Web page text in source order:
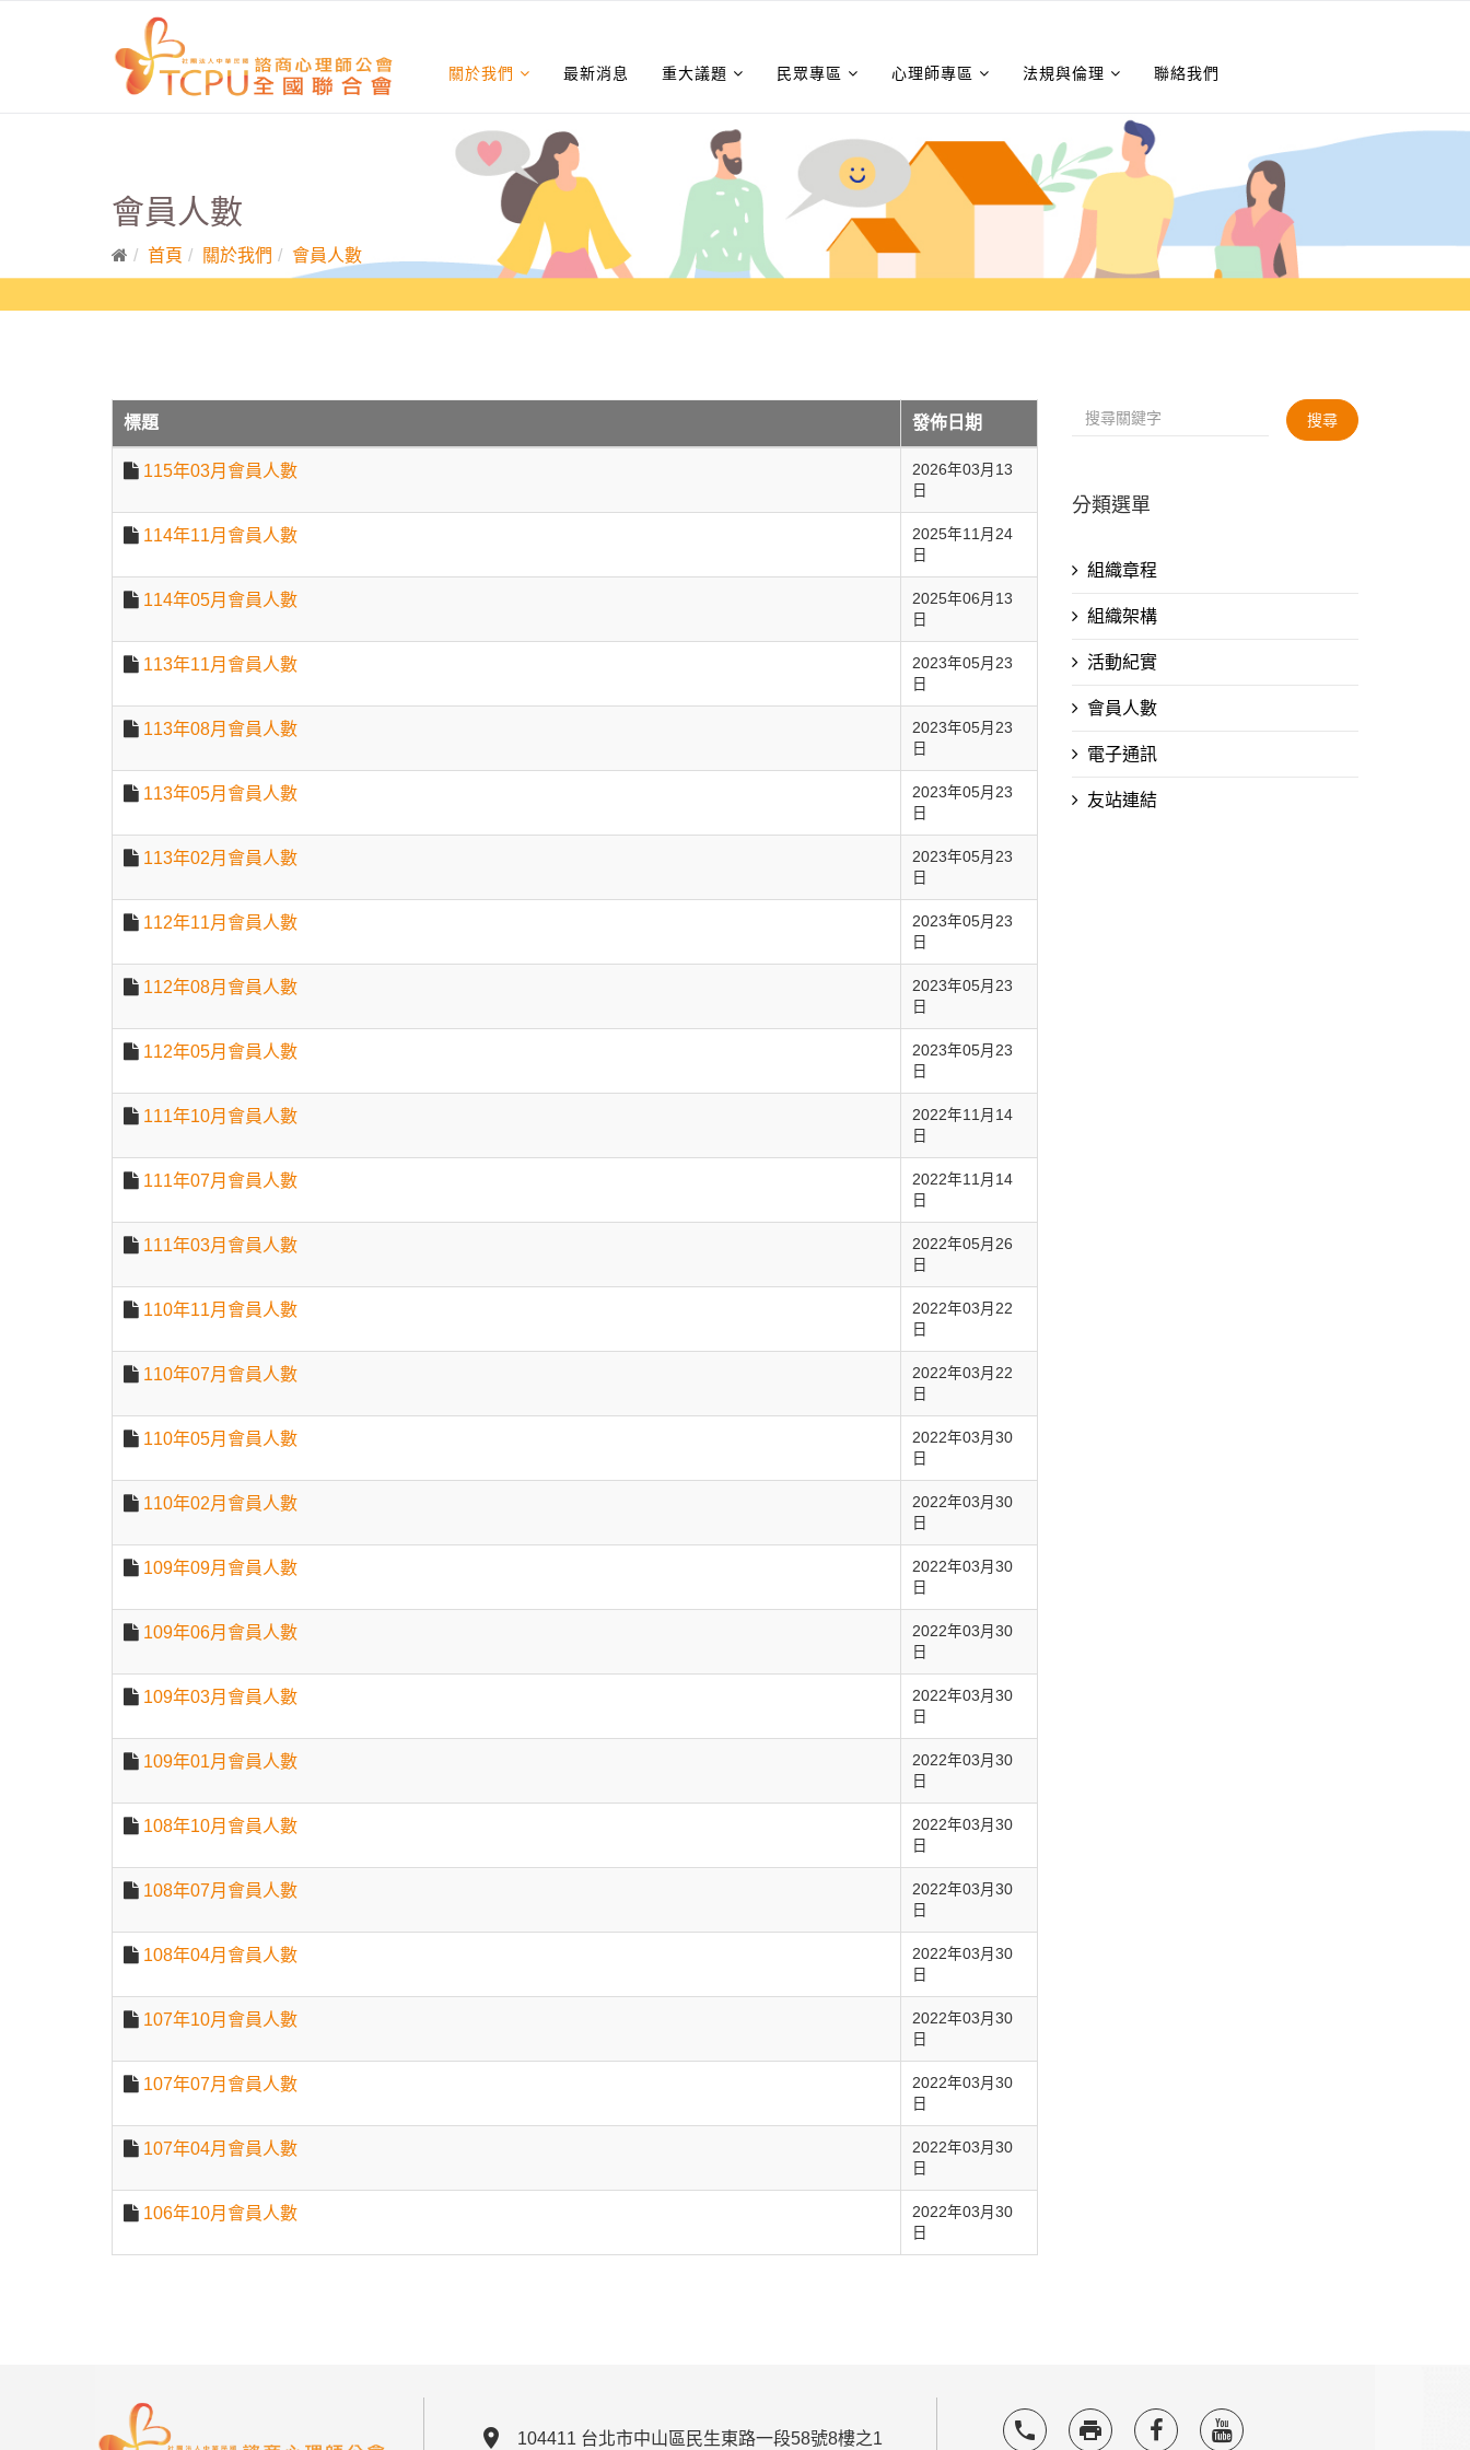
關於我們 最新消息 重大議題 民眾專區 心理師專區 法規與倫理 聯絡我們
會員人數
首頁 關於我們 會員人數
標題 發佈日期
115年03月會員人數
2026年03月13
日
114年11月會員人數
2025年11月24
日
114年05月會員人數
2025年06月13
日
113年11月會員人數
2023年05月23
日
113年08月會員人數
2023年05月23
日
113年05月會員人數
2023年05月23
日
113年02月會員人數
2023年05月23
日
112年11月會員人數
2023年05月23
日
112年08月會員人數
2023年05月23
日
112年05月會員人數
2023年05月23
日
111年10月會員人數
2022年11月14
日
111年07月會員人數
2022年11月14
日
111年03月會員人數
2022年05月26
日
110年11月會員人數
2022年03月22
日
110年07月會員人數
2022年03月22
日
110年05月會員人數
2022年03月30
日
110年02月會員人數
2022年03月30
日
109年09月會員人數
2022年03月30
日
109年06月會員人數
2022年03月30
日
109年03月會員人數
2022年03月30
日
109年01月會員人數
2022年03月30
日
108年10月會員人數
2022年03月30
日
108年07月會員人數
2022年03月30
日
108年04月會員人數
2022年03月30
日
107年10月會員人數
2022年03月30
日
107年07月會員人數
2022年03月30
日
107年04月會員人數
2022年03月30
日
106年10月會員人數
2022年03月30
日
搜尋
分類選單
組織章程
組織架構
活動紀實
會員人數
電子通訊
友站連結
location_on 104411 台北市中山區民生東路一段58號8樓之1 local_phone local_printshop